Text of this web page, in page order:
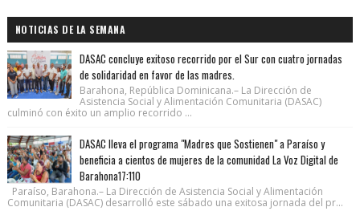
NOTICIAS DE LA SEMANA
DASAC concluye exitoso recorrido por el Sur con cuatro jornadas
de solidaridad en favor de las madres.
Barahona, República Dominicana.– La Dirección de
Asistencia Social y Alimentación Comunitaria (DASAC)
culminó con éxito un amplio recorrido ...
DASAC lleva el programa "Madres que Sostienen" a Paraíso y
beneficia a cientos de mujeres de la comunidad La Voz Digital de
Barahona17:110
Paraíso, Barahona.– La Dirección de Asistencia Social y Alimentación
Comunitaria (DASAC) desarrolló este sábado una exitosa jornada del pr...